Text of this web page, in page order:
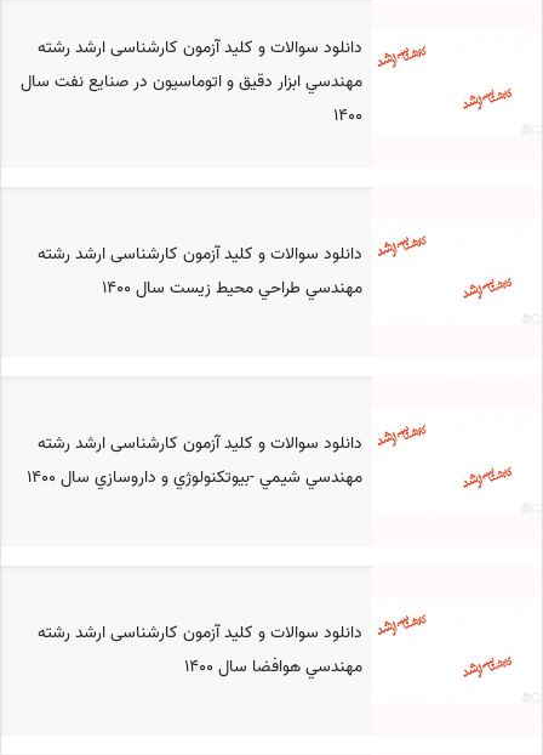
دانلود سوالات و کلید آزمون کارشناسی ارشد رشته
مهندسي ابزار دقيق و اتوماسيون در صنايع نفت سال
1400
دانلود سوالات و کلید آزمون کارشناسی ارشد رشته
مهندسي طراحي محيط زيست سال 1400
دانلود سوالات و کلید آزمون کارشناسی ارشد رشته
مهندسي شيمي -بيوتكنولوژي و داروسازي سال 1400
دانلود سوالات و کلید آزمون کارشناسی ارشد رشته
مهندسي هوافضا سال 1400